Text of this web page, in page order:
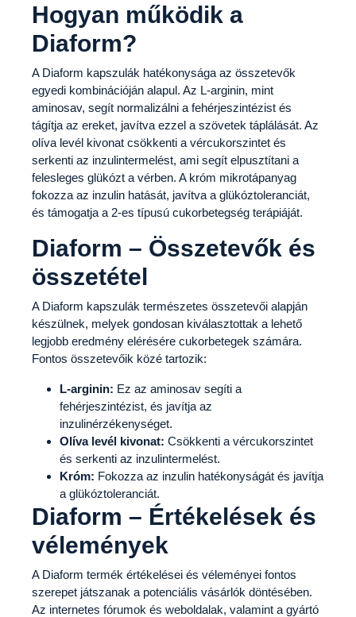
Hogyan működik a
Diaform?
A Diaform kapszulák hatékonysága az összetevők
egyedi kombinációján alapul. Az L-arginin, mint
aminosav, segít normalizálni a fehérjeszintézist és
tágítja az ereket, javítva ezzel a szövetek táplálását. Az
olíva levél kivonat csökkenti a vércukorszintet és
serkenti az inzulintermelést, ami segít elpusztítani a
felesleges glükózt a vérben. A króm mikrotápanyag
fokozza az inzulin hatását, javítva a glükóztoleranciát,
és támogatja a 2-es típusú cukorbetegség terápiáját.
Diaform – Összetevők és
összetétel
A Diaform kapszulák természetes összetevői alapján
készülnek, melyek gondosan kiválasztottak a lehető
legjobb eredmény elérésére cukorbetegek számára.
Fontos összetevőik közé tartozik:
L-arginin: Ez az aminosav segíti a
fehérjeszintézist, és javítja az
inzulinérzékenységet.
Olíva levél kivonat: Csökkenti a vércukorszintet
és serkenti az inzulintermelést.
Króm: Fokozza az inzulin hatékonyságát és javítja
a glükóztoleranciát.
Diaform – Értékelések és
vélemények
A Diaform termék értékelései és véleményei fontos
szerepet játszanak a potenciális vásárlók döntésében.
Az internetes fórumok és weboldalak, valamint a gyártó